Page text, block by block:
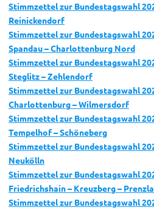
Stimmzettel zur Bundestagswahl
Reinickendorf
Stimmzettel zur Bundestagswahl
Spandau – Charlottenburg Nord
Stimmzettel zur Bundestagswahl
Steglitz – Zehlendorf
Stimmzettel zur Bundestagswahl
Charlottenburg – Wilmersdorf
Stimmzettel zur Bundestagswahl
Tempelhof – Schöneberg
Stimmzettel zur Bundestagswahl
Neukölln
Stimmzettel zur Bundestagswahl
Friedrichshain – Kreuzberg –
Stimmzettel zur Bundestagswahl